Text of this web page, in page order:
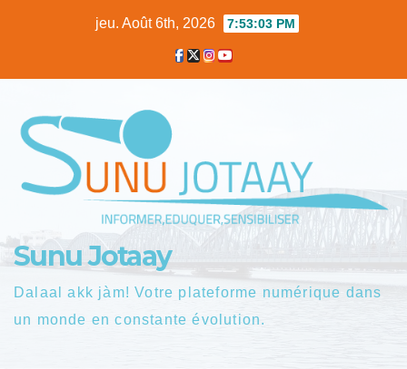
jeu. Août 6th, 2026 7:53:04 PM
Sunu Jotaay
Dalaal akk jàm! Votre plateforme numérique dans
un monde en constante évolution.